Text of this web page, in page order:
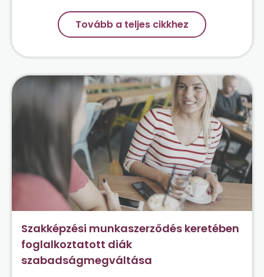
Tovább a teljes cikkhez
Szakképzési munkaszerződés keretében
foglalkoztatott diák
szabadságmegváltása